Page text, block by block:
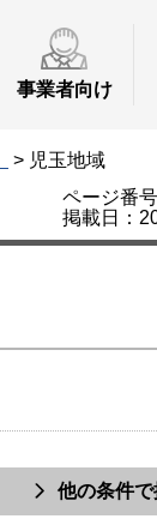
事業者向け
> 児玉地域
ページ番
掲載日：
他の条件